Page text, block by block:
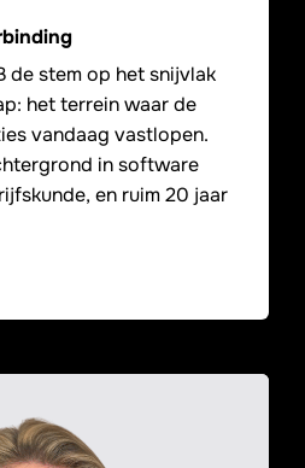
de stem op het snijvlak
het terrein waar de
vandaag vastlopen.
in software
en ruim 20 jaar